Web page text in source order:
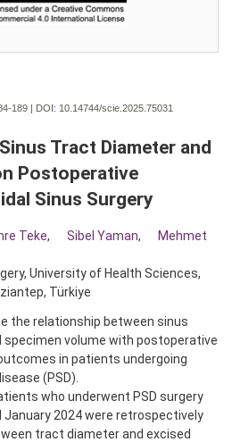
189 | DOI: 10.14744/scie.2025.75031
Tract Diameter and
Postoperative
Sinus Surgery
Teke, Sibel Yaman,
Mehmet
University of Health Sciences,
Türkiye
the relationship between sinus
volume with postoperative
in patients undergoing
(PSD).
who underwent PSD surgery
January 2024 were retrospectively
tract diameter and excised